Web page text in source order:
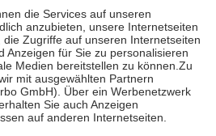
jedoch nie mehr als die tatsächlichen
auch für Online-Apotheken.
Krankenpflege beträgt die
Kosten sowie zehn Euro je
für ihre eigene Gesundheit zu
der Familie zu unterstützen,